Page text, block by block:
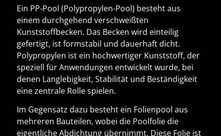
Ein PP-Pool (Polypropylen-Pool) besteht aus
einem durchgehend verschweißten
Kunststoffbecken. Das Becken wird einteilig
gefertigt, ist formstabil und dauerhaft dicht.
Polypropylen ist ein hochwertiger Kunststoff, der
speziell für Anwendungen entwickelt wurde, bei
denen Langlebigkeit, Stabilität und Beständigkeit
eine zentrale Rolle spielen.
Im Gegensatz dazu besteht ein Folienpool aus
mehreren Bauteilen, wobei die Poolfolie die
eigentliche Abdichtung übernimmt. Diese Folie ist